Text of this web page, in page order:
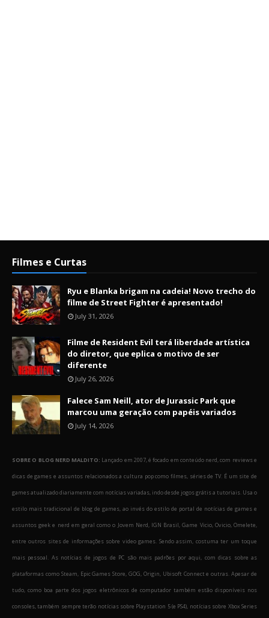
Filmes e Curtas
Ryu e Blanka brigam na cadeia! Novo trecho do
filme de Street Fighter é apresentado!
July 31, 2026
Filme de Resident Evil terá liberdade artística
do diretor, que eplica o motivo de ser
diferente
July 26, 2026
Falece Sam Neill, ator de Jurassic Park que
marcou uma geração com papéis variados
July 14, 2026
SOBRE O BLOG NERD MALDITO: Lançado em 2007, é focado em conteúdo nerd, com reviews e
dicas de games e assuntos relacionados a cultura pop como filmes, séries de TV. É um site de
games atualizado diariamente com notícias variadas, indo desde jogos grátis a tutoriais. Usa o
estilo mais tradicional de blog de games, ao invés do estilo de portal de notícias de games e
assuntos geek e nerd em geral como o Jovem Nerd, IGN Brasil, Game Vicio, Ovicio, Omelete,
entre outros sites de informações sobre video games. Sendo assim, costuma ter um toque
mais pessoal. As notícias de jogos de PC são mais padrões por aqui, com dicas sobre as
plataformas como Steam, Epic Games Store, GOG, Origin, Ubisoft Connect e outras. Apesar de
tudo, como boa parte dos jogos eletrônicos de computador também estão disponíveis nos
consoles, também sempre terão notícias sobre Playstation 5 (e PS4), notícias sobre Xbox Series